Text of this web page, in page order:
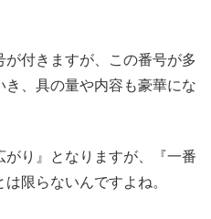
付きますが、この番号が多
、具の量や内容も豪華にな
り』となりますが、『一番
限らないんですよね。